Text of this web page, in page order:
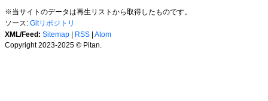
※当サイトのデータは再生リストから取得したものです。
ソース: Gitリポジトリ
XML/Feed: Sitemap RSS Atom
Copyright 2023-2025 © Pitan.